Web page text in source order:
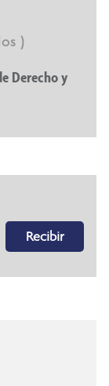
)
Derecho y
Recibir